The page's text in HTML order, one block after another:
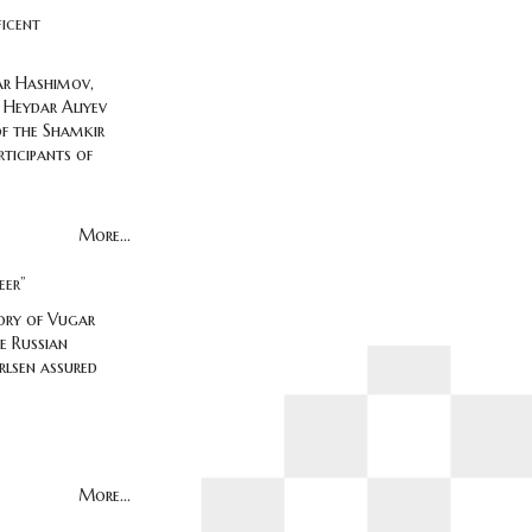
Hashimov,
Aliyev
the Shamkir
of
More...
of Vugar
Russian
assured
More...